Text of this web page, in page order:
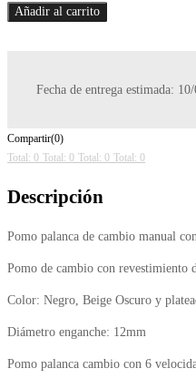
Añadir al carrito
Fecha de entrega estimada:
Compartir(0)
Total: 0 Total: 0 Total: 0 Total: 0
Descripción
Pomo palanca de cambio manual
Pomo de cambio con revestimiento
Color: Negro, Beige Oscuro y
Diámetro enganche: 12mm
Pomo palanca cambio con 6